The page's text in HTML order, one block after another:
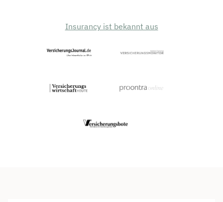
Insurancy ist bekannt aus